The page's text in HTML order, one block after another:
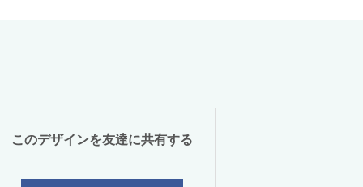
このデザインを友達に共有する